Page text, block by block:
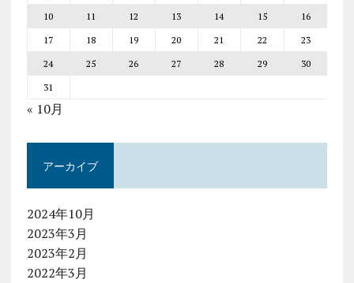
10
11 12 13 14 15
16
17
18 19 20 21 22
23
24
25 26 27 28 29
30
31
« 10月
アーカイブ
2024年10月
2023年3月
2023年2月
2022年3月